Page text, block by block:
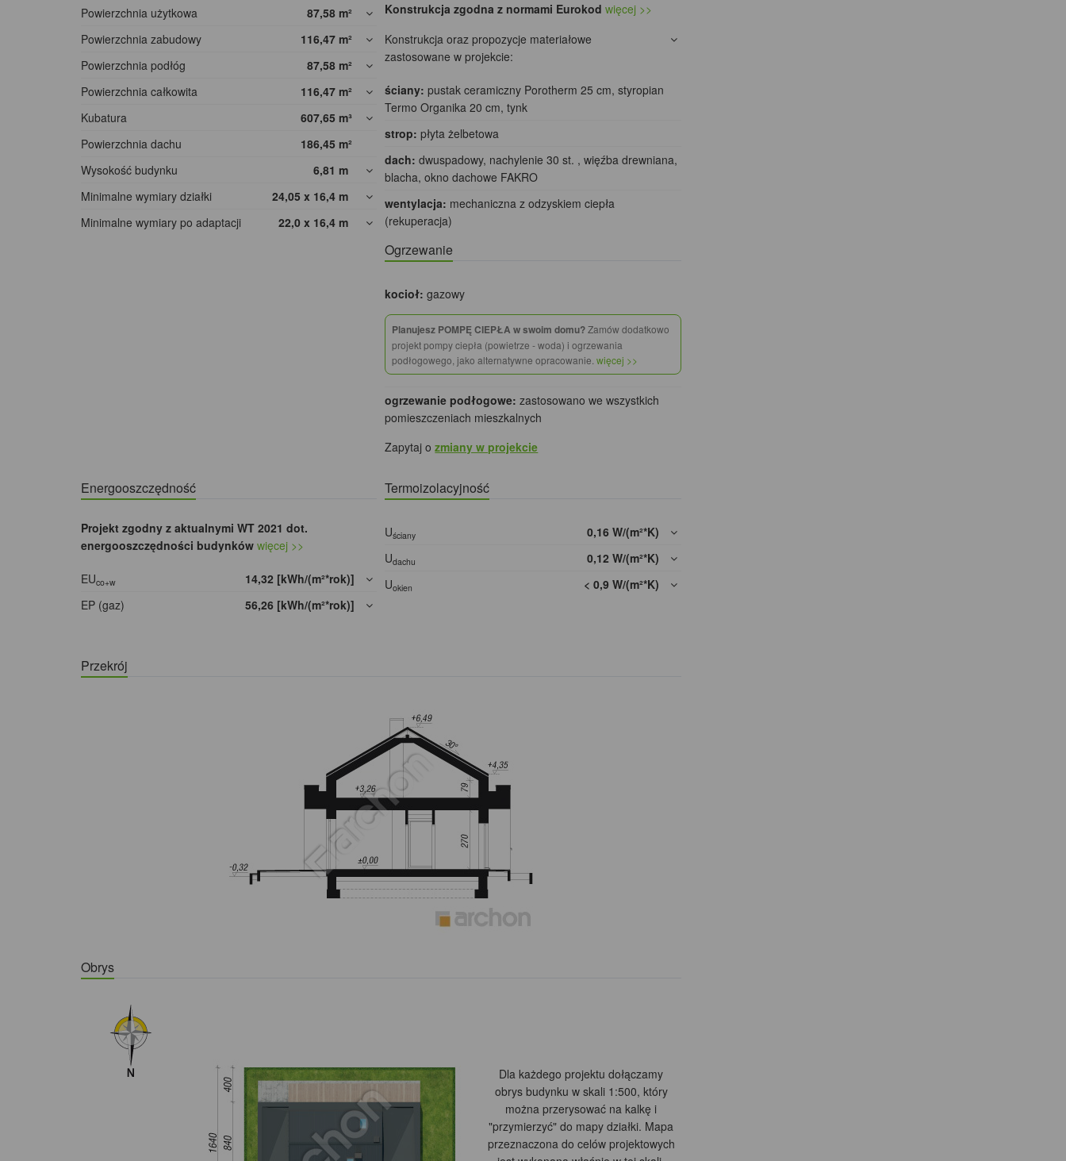
Powierzchnia użytkowa 87,58 m²
Powierzchnia zabudowy
116,47 m²
Powierzchnia podłóg
87,58 m²
Powierzchnia całkowita
116,47 m²
Kubatura
607,65 m³
Powierzchnia dachu
186,45 m²
Wysokość budynku
6,81 m
Minimalne wymiary działki
24,05 x 16,4 m
Minimalne wymiary po adaptacji
22,0 x 16,4 m
Konstrukcja zgodna z normami Eurokod więcej >>
Konstrukcja oraz propozycje materiałowe
zastosowane w projekcie:
ściany: pustak ceramiczny Porotherm 25 cm, styropian
Termo Organika 20 cm, tynk
strop: płyta żelbetowa
dach: dwuspadowy, nachylenie 30 st. , więźba drewniana,
blacha, okno dachowe FAKRO
wentylacja: mechaniczna z odzyskiem ciepła
(rekuperacja)
Ogrzewanie
kocioł: gazowy
Planujesz POMPĘ CIEPŁA w swoim domu?Zamów dodatkowo
projekt pompy ciepła (powietrze - woda) i ogrzewania
podłogowego, jako alternatywne opracowanie.więcej >>
ogrzewanie podłogowe: zastosowano we wszystkich
pomieszczeniach mieszkalnych
Zapytaj ozmiany w projekcie
Energooszczędność
Projekt zgodny z aktualnymi WT 2021 dot.
energooszczędności budynków więcej >>
EUco+w
14,32 [kWh/(m²*rok)]
EP (gaz)
56,26 [kWh/(m²*rok)]
Termoizolacyjność
Uściany
0,16 W/(m²*K)
Udachu
0,12 W/(m²*K)
Uokien < 0,9 W/(m²*K)
Przekrój
Obrys
Dla każdego projektu dołączamy
obrys budynku w skali 1:500, który
można przerysować na kalkę i
"przymierzyć" do mapy działki. Mapa
przeznaczona do celów projektowych